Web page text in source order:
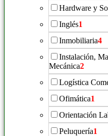
Hardware y
Inglés1
Inmobiliaria4
Instalación,
Mecánica2
Logística
Ofimática1
Orientación
Peluquería1